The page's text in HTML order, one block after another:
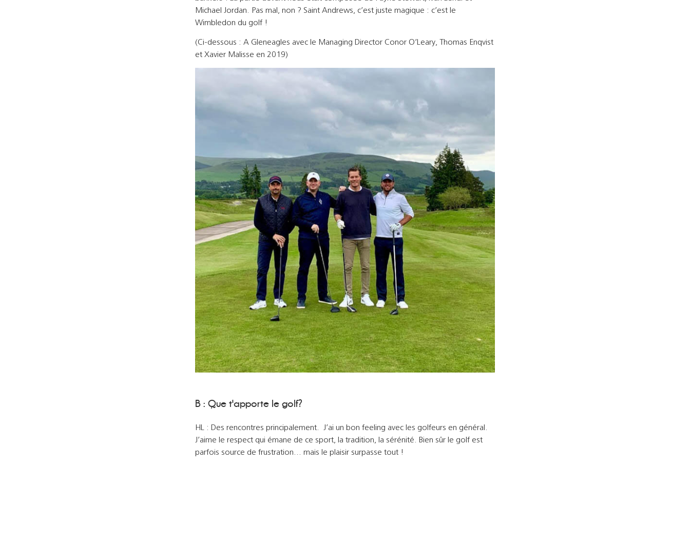
Michael Jordan. Pas mal, non ? Saint Andrews, c’est juste magique : c’est le
Wimbledon du golf !
(Ci-dessous : A Gleneagles avec le Managing Director Conor O’Leary, Thomas Enqvist
et Xavier Malisse en 2019)
B : Que t'apporte le golf?
HL : Des rencontres principalement. J’ai un bon feeling avec les golfeurs en général.
J’aime le respect qui émane de ce sport, la tradition, la sérénité. Bien sûr le golf est
parfois source de frustration… mais le plaisir surpasse tout !